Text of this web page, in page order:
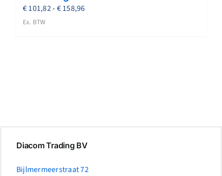
€101,82-€158,96Prijsklasse:
Ex. BTW
Diacom Trading BV
Bijlmermeerstraat 72